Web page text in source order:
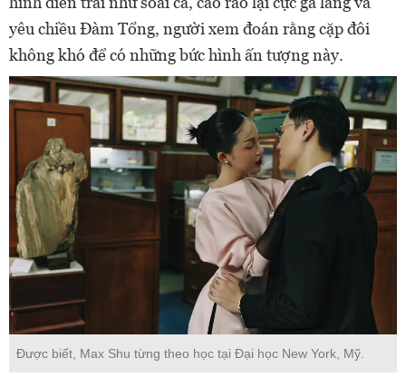
yêu chiều Đàm Tổng, người xem đoán rằng cặp đôi
không khó để có những bức hình ấn tượng này.
Được biết, Max Shu từng theo học tại Đại học New York, Mỹ.